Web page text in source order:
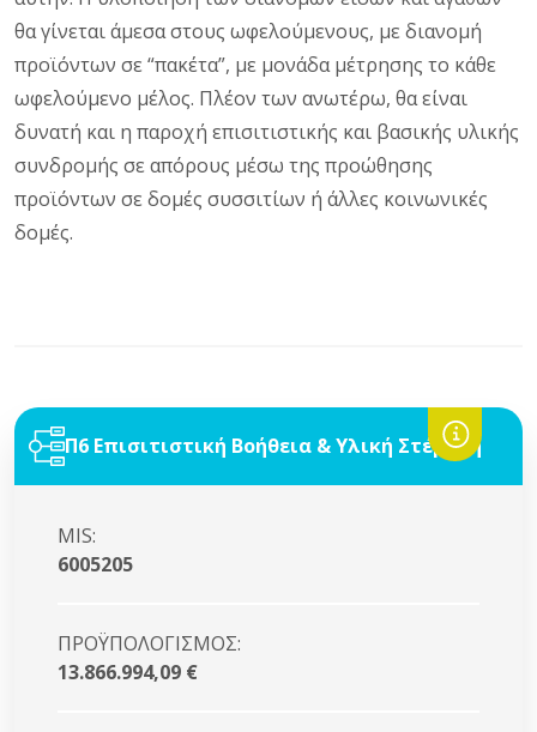
θα γίνεται άμεσα στους ωφελούμενους, με διανομή
προϊόντων σε “πακέτα”, με μονάδα μέτρησης το κάθε
ωφελούμενο μέλος. Πλέον των ανωτέρω, θα είναι
δυνατή και η παροχή επισιτιστικής και βασικής υλικής
συνδρομής σε απόρους μέσω της προώθησης
προϊόντων σε δομές συσσιτίων ή άλλες κοινωνικές
δομές.
Π6 Επισιτιστική Βοήθεια & Υλική Στέρηση
MIS:
6005205
ΠΡΟΫΠΟΛΟΓΙΣΜΟΣ:
13.866.994,09 €